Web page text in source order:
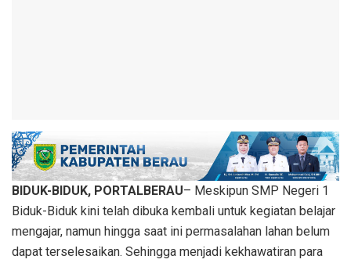
BIDUK-BIDUK, PORTALBERAU– Meskipun SMP Negeri 1
Biduk-Biduk kini telah dibuka kembali untuk kegiatan belajar
mengajar, namun hingga saat ini permasalahan lahan belum
dapat terselesaikan. Sehingga menjadi kekhawatiran para